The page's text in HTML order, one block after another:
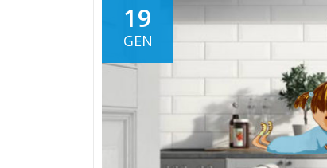
19
GEN